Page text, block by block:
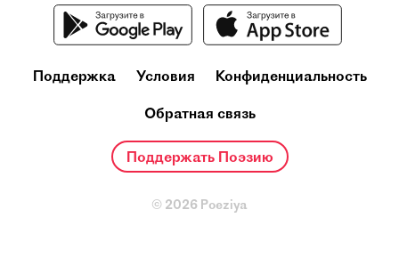
Поддержка Условия Конфиденциальность
Обратная связь
Поддержать Поэзию
© 2026 Poeziya